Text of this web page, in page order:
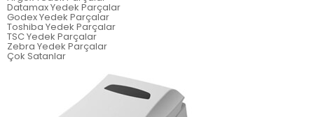
Datamax Yedek Parçalar
Godex Yedek Parçalar
Toshiba Yedek Parçalar
TSC Yedek Parçalar
Zebra Yedek Parçalar
Çok Satanlar